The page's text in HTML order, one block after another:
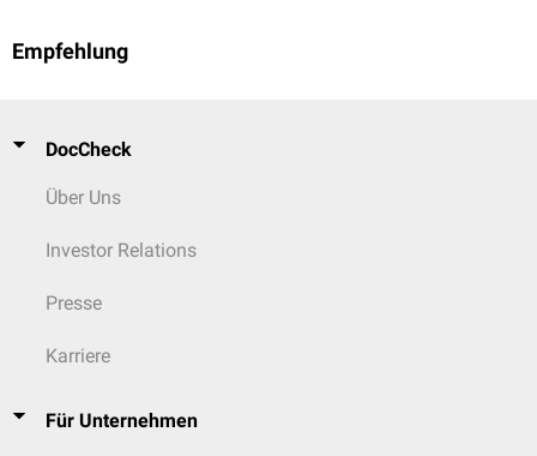
Empfehlung
DocCheck
Über Uns
Investor Relations
Presse
Karriere
Für Unternehmen